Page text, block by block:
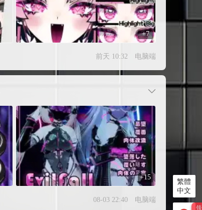
+7
前天 10:32 电脑端
+15
08-03 22:40 电脑端
繁體
中文